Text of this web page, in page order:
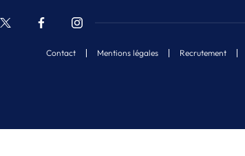
Contact Mentions légales Recrutement